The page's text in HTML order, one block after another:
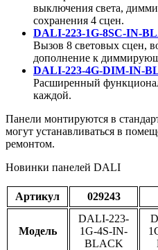
выключения света,
сохранения 4 сцен.
DALI-223-1G-8SC-IN-
Вызов 8 световых сцен,
дополнение к
DALI-223-4G-DIM-IN-
Расширенный
каждой.
Панели монтируются в
могут устанавливаться в
ремонтом.
Новинки панелей DALI
Артикул 029243
Модель
DALI-223-
1G-4S-IN-
BLACK